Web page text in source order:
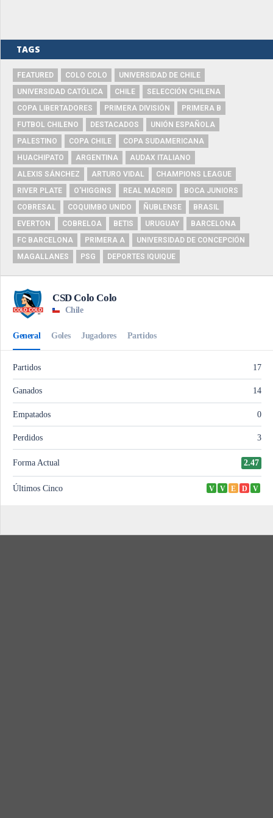
TAGS
FEATURED COLO COLO
UNIVERSIDAD DE CHILE
UNIVERSIDAD CATÓLICA
CHILE
SELECCIÓN CHILENA
COPA LIBERTADORES
PRIMERA DIVISIÓN
PRIMERA B
FUTBOL CHILENO
DESTACADOS
UNIÓN ESPAÑOLA
PALESTINO
COPA CHILE
COPA SUDAMERICANA
HUACHIPATO
ARGENTINA
AUDAX ITALIANO
ALEXIS SÁNCHEZ
ARTURO VIDAL
CHAMPIONS LEAGUE
RIVER PLATE
O'HIGGINS REAL MADRID
BOCA JUNIORS
COBRESAL
COQUIMBO UNIDO ÑUBLENSE
BRASIL
EVERTON
COBRELOA BETIS URUGUAY
BARCELONA
FC BARCELONA
PRIMERA A
UNIVERSIDAD DE CONCEPCIÓN
MAGALLANES
PSG DEPORTES IQUIQUE